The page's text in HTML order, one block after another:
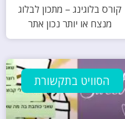
קורס בלוגינג – מתכון לבלוג
מנצח או יותר נכון אתר
הסוויט בתקשורת